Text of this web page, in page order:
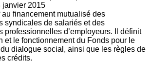
janvier 2015
au financement mutualisé des
syndicales de salariés et des
professionnelles d’employeurs. Il définit
et le fonctionnement du Fonds pour le
dialogue social, ainsi que les règles de
crédits.